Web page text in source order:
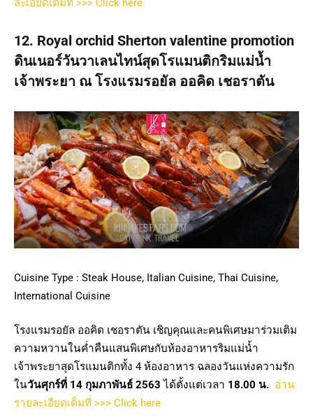
ละเอียดเต็มที่ >>> Click here
12. Royal orchid Sherton valentine promotion
ดินเนอร์วันวาเลนไทน์สุดโรแมนติกริมแม่น้ำ
เจ้าพระยา ณ โรงแรมรอยัล ออคิด เชอราตัน
Cuisine Type : Steak House, Italian Cuisine, Thai Cuisine,
International Cuisine
โรงแรมรอยัล ออคิด เชอราตัน เชิญคุณและคนพิเศษมาร่วมเติม
ความหวานในค่ำคืนแสนพิเศษกับห้องอาหารริมแม่น้ำ
เจ้าพระยาสุดโรแมนติกทั้ง 4 ห้องอาหาร ฉลองวันแห่งความรัก
ในวันศุกร์ที่ 14 กุมภาพันธ์ 2563 ได้ตั้งแต่เวลา 18.00 น. อ่าน
รายละเอียดเต็มที่ >>> Click here